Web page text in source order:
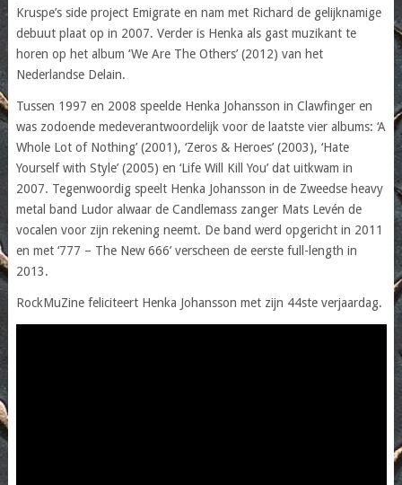
Kruspe’s side project Emigrate en nam met Richard de gelijknamige
debuut plaat op in 2007. Verder is Henka als gast muzikant te
horen op het album ‘We Are The Others’ (2012) van het
Nederlandse Delain.
Tussen 1997 en 2008 speelde Henka Johansson in Clawfinger en
was zodoende medeverantwoordelijk voor de laatste vier albums: ‘A
Whole Lot of Nothing’ (2001), ‘Zeros & Heroes’ (2003), ‘Hate
Yourself with Style’ (2005) en ‘Life Will Kill You’ dat uitkwam in
2007. Tegenwoordig speelt Henka Johansson in de Zweedse heavy
metal band Ludor alwaar de Candlemass zanger Mats Levén de
vocalen voor zijn rekening neemt. De band werd opgericht in 2011
en met ‘777 – The New 666’ verscheen de eerste full-length in
2013.
RockMuZine feliciteert Henka Johansson met zijn 44ste verjaardag.